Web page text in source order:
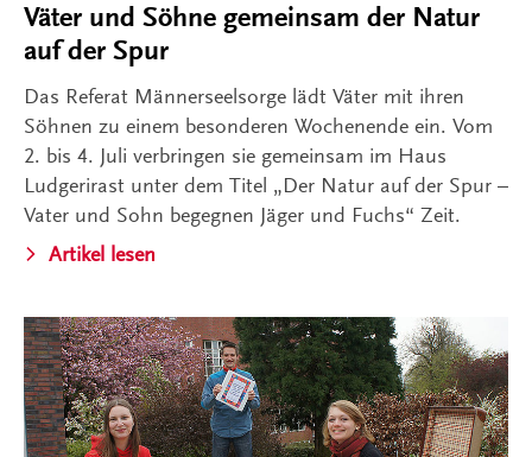
Väter und Söhne gemeinsam der Natur
auf der Spur
Das Referat Männerseelsorge lädt Väter mit ihren
Söhnen zu einem besonderen Wochenende ein. Vom
2. bis 4. Juli verbringen sie gemeinsam im Haus
Ludgerirast unter dem Titel „Der Natur auf der Spur –
Vater und Sohn begegnen Jäger und Fuchs“ Zeit.
Artikel lesen